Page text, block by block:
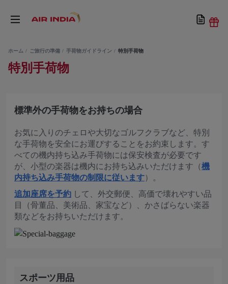
ホーム ご旅行の準備 手荷物ガイドライン 特別手荷物
特別手荷物
標準外の手荷物をお持ちの場合
お気に入りのチェロや大切なゴルフクラブなど、特別
な手荷物を安全にお運びすることをお約束します。す
べての機内持ち込み手荷物には保安検査が必要です
が、小型の楽器は機内にお持ち込みいただけます（機
内持ち込み手荷物の制限に従います）。
追加座席を予約 して、外交郵便、高価で壊れやすい品
目（骨董品、美術品、家宝など）、かさばらない楽器
類などをお持ちいただけます。
スポーツ用品